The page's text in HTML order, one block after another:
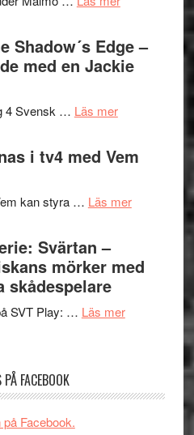
Pöntinen
avslutar
in
till
och
Shadow´s Edge –
med en Jackie
4 Svensk … Läs merom
Shadow
Edge
och
en
storform
i tv4 med Vem
kan styra … Läs merom
valet
synas
styra
Svärtan –
mörker med
skådespelare
SVT Play: … Läs merom
FACEBOOK
Facebook.